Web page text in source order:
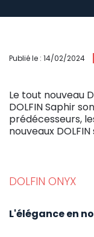
Publié le : 14/02/2024
Le tout nouveau
DOLFIN Saphir
prédécesseurs,
nouveaux
DOLFIN ONYX
L'élégance en